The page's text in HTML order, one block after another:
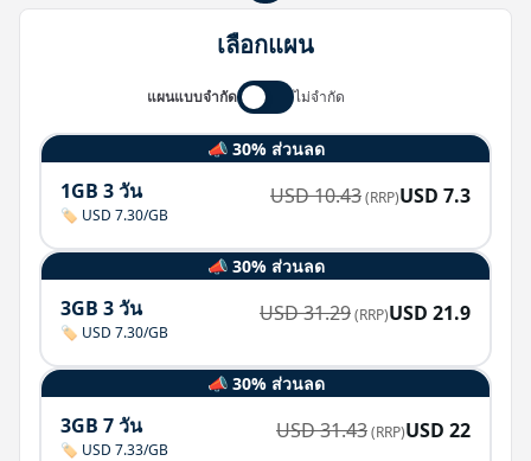
เลือกแผน
แผนแบบจำกัด ไม่จำกัด
📣 30% ส่วนลด
1GB 3 วัน
🏷️ USD 7.30/GB
USD10.43(RRP)USD 7.3
📣 30% ส่วนลด
3GB 3 วัน
🏷️ USD 7.30/GB
USD31.29(RRP)USD 21.9
📣 30% ส่วนลด
3GB 7 วัน
🏷️ USD 7.33/GB
USD31.43(RRP)USD 22